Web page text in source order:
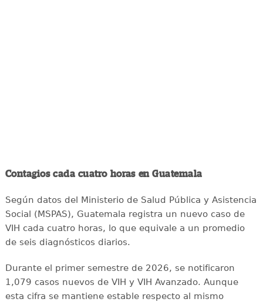
Contagios cada cuatro horas en Guatemala
Según datos del Ministerio de Salud Pública y Asistencia
Social (MSPAS), Guatemala registra un nuevo caso de
VIH cada cuatro horas, lo que equivale a un promedio
de seis diagnósticos diarios.
Durante el primer semestre de 2026, se notificaron
1,079 casos nuevos de VIH y VIH Avanzado. Aunque
esta cifra se mantiene estable respecto al mismo